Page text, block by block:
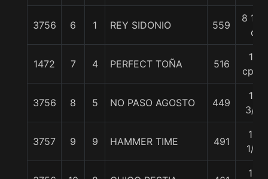
3756 6 1 REY SIDONIO 559
8 1/4
c
1472 7 4 PERFECT TOÑA 516
11
cpos
3756 8 5 NO PASO AGOSTO 449
11
3/4
3757 9 9 HAMMER TIME 491
12
1/4
12